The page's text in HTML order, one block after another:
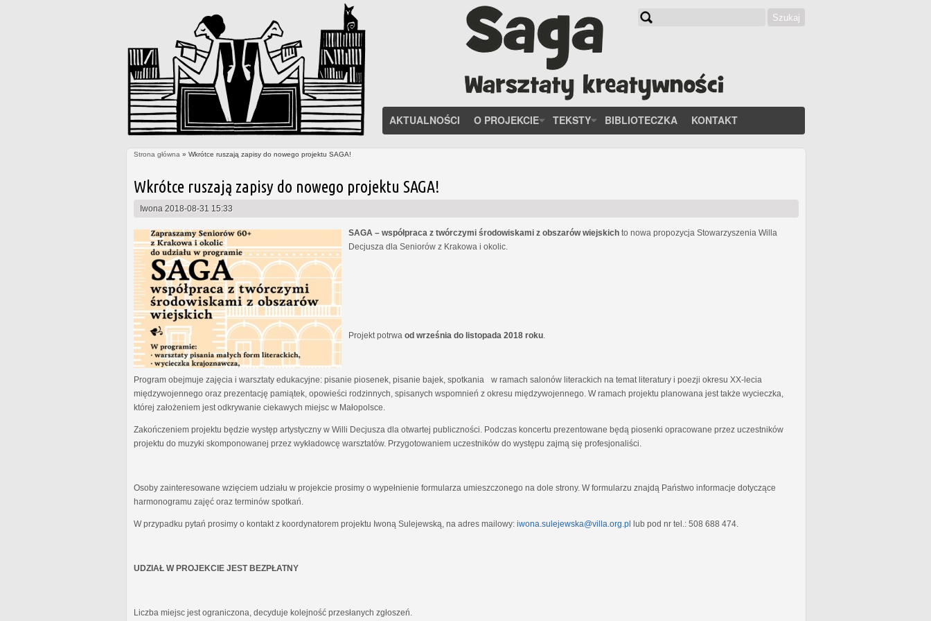
Szukaj
AKTUALNOŚCI O PROJEKCIE TEKSTY BIBLIOTECZKA KONTAKT
Strona główna » Wkrótce ruszają zapisy do nowego projektu SAGA!
Wkrótce ruszają zapisy do nowego projektu SAGA!
Iwona 2018-08-31 15:33
SAGA – współpraca z twórczymi środowiskami z obszarów wiejskich to nowa propozycja Stowarzyszenia Willa
Decjusza dla Seniorów z Krakowa i okolic.
Projekt potrwa od września do listopada 2018 roku
Program obejmuje zajęcia i warsztaty edukacyjne: pisanie piosenek, pisanie bajek, spotkania w ramach salonów literackich na temat literatury i poezji okresu XX-lecia
międzywojennego oraz prezentację pamiątek, opowieści rodzinnych, spisanych wspomnień z okresu międzywojennego. W ramach projektu planowana jest także wycieczka,
której założeniem jest odkrywanie ciekawych miejsc w Małopolsce.
Zakończeniem projektu będzie występ artystyczny w Willi Decjusza dla otwartej publiczności. Podczas koncertu prezentowane będą piosenki opracowane przez uczestników
projektu do muzyki skomponowanej przez wykładowcę warsztatów. Przygotowaniem uczestników do występu zajmą się profesjonaliści.
Osoby zainteresowane wzięciem udziału w projekcie prosimy o wypełnienie formularza umieszczonego na dole strony. W formularzu znajdą Państwo informacje dotyczące
harmonogramu zajęć oraz terminów spotkań.
W przypadku pytań prosimy o kontakt z koordynatorem projektu Iwoną Sulejewską, na adres mailowy: iwona.sulejewska@villa.org.pl lub pod nr tel.: 508 688 474.
UDZIAŁ W PROJEKCIE JEST BEZPŁATNY
Liczba miejsc jest ograniczona, decyduje kolejność przesłanych zgłoszeń.